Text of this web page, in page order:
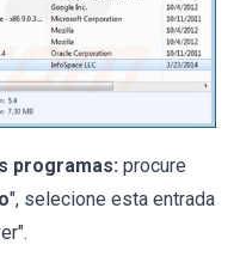
programas: procure
", selecione esta entrada